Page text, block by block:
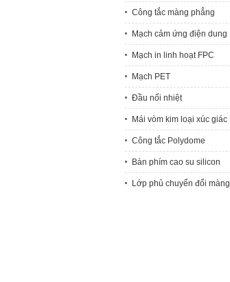
Công tắc màng phẳng
Mạch cảm ứng điện dung
Mạch in linh hoạt FPC
Mạch PET
Đầu nối nhiệt
Mái vòm kim loại xúc giác
Công tắc Polydome
Bàn phím cao su silicon
Lớp phủ chuyển đổi màng